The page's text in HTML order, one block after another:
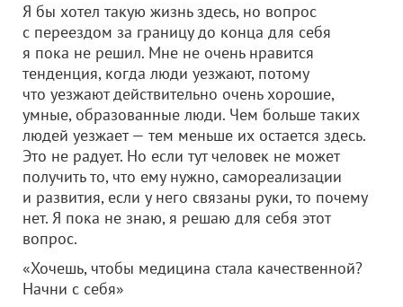
Я бы хотел такую жизнь здесь, но вопрос
с переездом за границу до конца для себя
я пока не решил. Мне не очень нравится
тенденция, когда люди уезжают, потому
что уезжают действительно очень хорошие,
умные, образованные люди. Чем больше таких
людей уезжает — тем меньше их остается здесь.
Это не радует. Но если тут человек не может
получить то, что ему нужно, самореализации
и развития, если у него связаны руки, то почему
нет. Я пока не знаю, я решаю для себя этот
вопрос.
«Хочешь, чтобы медицина стала качественной?
Начни с себя»